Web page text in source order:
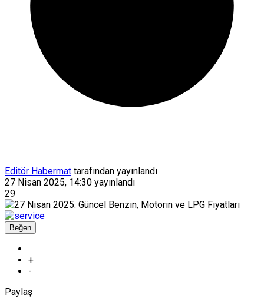
Editör Habermat tarafından yayınlandı
27 Nisan 2025, 14:30 yayınlandı
29
Beğen
+
-
Paylaş